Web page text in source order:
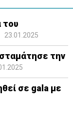
του
23.01.2025
την
σε gala με